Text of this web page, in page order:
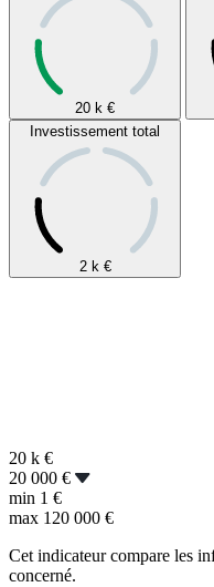
20 k €
Investissement total
2 k €
20 k €
20 000 €
min 1 €
max 120 000 €
Cet indicateur compare les
concerné.